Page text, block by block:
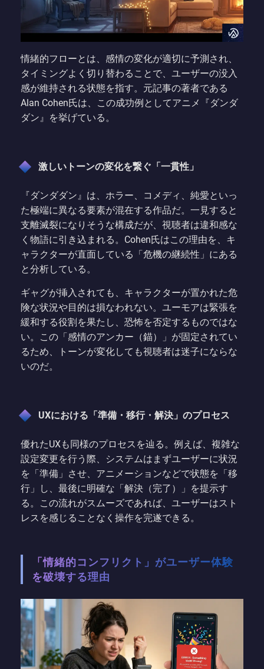
情緒的フローとは、感情の変化が適切に予測され、
タイミングよく切り替わることで、ユーザーの没入
感が維持される状態を指す。元記事の著者である
Alan Cohen氏は、この成功例としてアニメ『ダンダ
ダン』を挙げている。
激しいトーンの変化を繋ぐ「一貫性」
『ダンダダン』は、ホラー、コメディ、純愛といっ
た極端に異なる要素が混在する作品だ。一見すると
支離滅裂になりそうな構成だが、視聴者は違和感な
く物語に引き込まれる。Cohen氏はこの理由を、キ
ャラクターが直面している「危機の継続性」にある
と分析している。
ギャグが挿入されても、キャラクターが置かれた危
険な状況や目的は損なわれない。ユーモアは緊張を
緩和する役割を果たし、恐怖を否定するものではな
い。この「感情のアンカー（錨）」が固定されてい
るため、トーンが変化しても視聴者は迷子にならな
いのだ。
UXにおける「準備・移行・解決」のプロセス
優れたUXも同様のプロセスを辿る。例えば、複雑な
設定変更を行う際、システムはまずユーザーに状況
を「準備」させ、アニメーションなどで状態を「移
行」し、最後に明確な「解決（完了）」を提示す
る。この流れがスムーズであれば、ユーザーはスト
レスを感じることなく操作を完遂できる。
「情緒的コンフリクト」がユーザー体験
を破壊する理由